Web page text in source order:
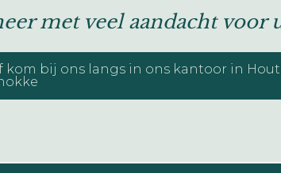
met veel aandacht voor
bij ons langs in ons kantoor in